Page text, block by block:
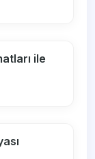
ile